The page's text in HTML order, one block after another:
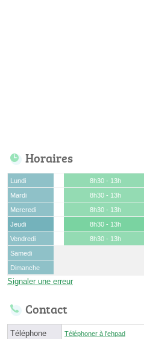
Horaires
Lundi 8h30 - 13h
Mardi
8h30 - 13h
Mercredi
8h30 - 13h
Jeudi
8h30 - 13h
Vendredi
8h30 - 13h
Samedi
Dimanche
Signaler une erreur
Contact
Téléphone Téléphoner à l'ehpad